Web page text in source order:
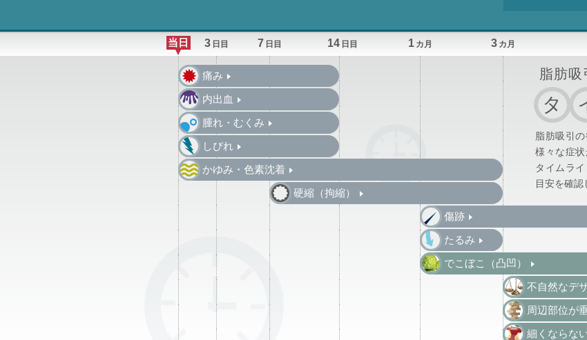
脂肪吸
タ
脂肪吸引
様々な症
タイムラ
目安を確認
当日 3 日目 7 日目 14 日目 1 カ月 3 カ月
痛み
内出血
腫れ・むくみ
しびれ
かゆみ・色素沈着
硬縮（拘縮）
傷跡
たるみ
でこぼこ（凸凹）
不自然なデ
周辺部位が
細くならな